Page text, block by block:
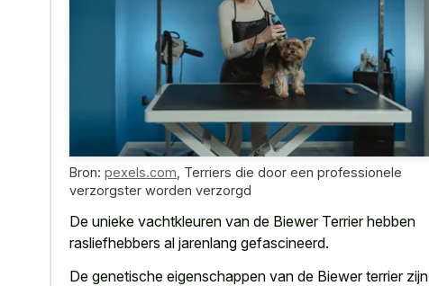
Bron: pexels.com Terriers die door een professionele
verzorgster worden verzorgd
De unieke vachtkleuren van de Biewer Terrier hebben
rasliefhebbers al jarenlang gefascineerd.
De genetische eigenschappen van de Biewer terrier zijn